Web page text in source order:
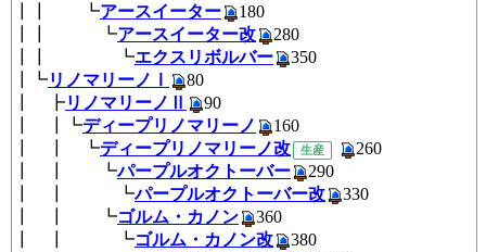
┃┃ ┗アースイーター
180
┃┃ ┗アースイーター改
280
┃┃ ┗エクスリボルバー
350
┃┗リノマリーノⅠ
80
┃ ┣リノマリーノⅡ
90
┃ ┃┗ディープリノマリーノ
160
┃ ┃ ┗ディープリノマリーノ改 生産
┃ ┃ ┗パープルオクトーバー
290
┃ ┃ ┗パープルオクトーバー改
┃ ┃ ┗ゴルム・カノン
360
┃ ┃ ┗ゴルム・カノン改
380